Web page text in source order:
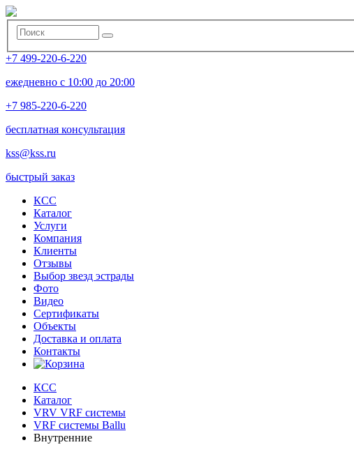
+7 499-220-6-220
ежедневно с 10:00 до 20:00
+7 985-220-6-220
бесплатная консультация
kss@kss.ru
быстрый заказ
КСС
Каталог
Услуги
Компания
Клиенты
Oтзывы
Выбор звезд эстрады
Фото
Видео
Сертификаты
Объекты
Доставка и оплата
Контакты
КСС
Каталог
VRV VRF системы
VRF системы Ballu
Внутренние